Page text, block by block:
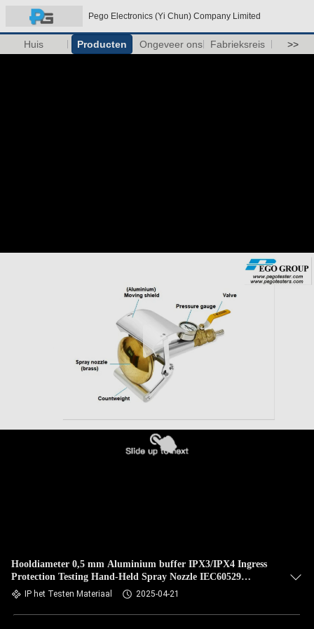
Pego Electronics (Yi Chun) Company Limited
Huis Producten Ongeveer ons Fabrieksreis >>
Hooldiameter 0,5 mm Aluminium buffer IPX3/IPX4 Ingress
Protection Testing Hand-Held Spray Nozzle IEC60529
Clausule 14.2.3/14.2.4
IP het Testen Materiaal 2025-04-21